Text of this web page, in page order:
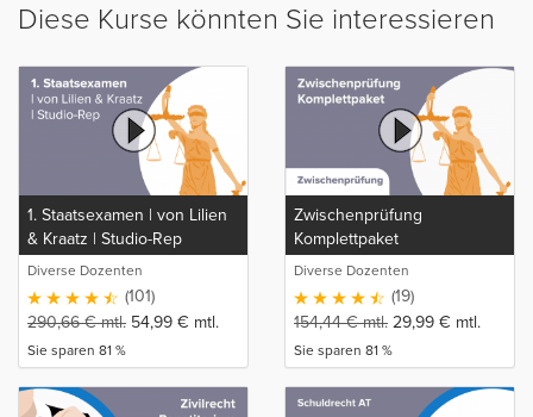
Diese Kurse könnten Sie interessieren
1. Staatsexamen | von Lilien
& Kraatz | Studio-Rep
Diverse Dozenten
(101)
290,66€mtl. 54,99 € mtl.
Sie sparen 81 %
Zwischenprüfung
Komplettpaket
Diverse Dozenten
(19)
154,44€mtl. 29,99 € mtl.
Sie sparen 81 %